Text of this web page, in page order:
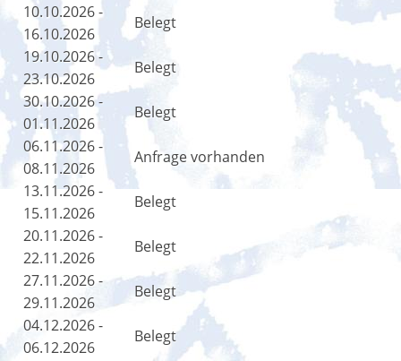
10.10.2026 -
16.10.2026
Belegt
19.10.2026 -
23.10.2026
Belegt
30.10.2026 -
01.11.2026
Belegt
06.11.2026 -
08.11.2026
Anfrage vorhanden
13.11.2026 -
15.11.2026
Belegt
20.11.2026 -
22.11.2026
Belegt
27.11.2026 -
29.11.2026
Belegt
04.12.2026 -
06.12.2026
Belegt